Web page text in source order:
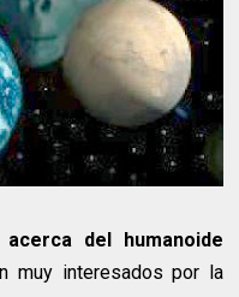
del humanoide
muy interesados por la